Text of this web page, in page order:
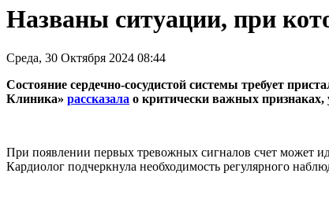
Названы ситуации, при
Среда, 30 Октября 2024 08:44
Состояние сердечно-сосудистой системы требует
Клиника» рассказала о критически важных
При появлении первых тревожных сигналов счет может
Кардиолог подчеркнула необходимость регулярного